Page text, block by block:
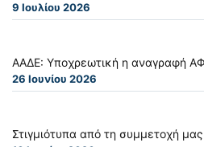
9 Ιουλίου 2026
ΑΑΔΕ: Υποχρεωτική η αναγραφή
26 Ιουνίου 2026
Στιγμιότυπα από τη συμμετοχή